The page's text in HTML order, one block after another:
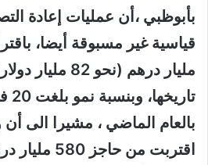
بأبوظبي ،أن عمليات إعادة
مليار درهم (نحو
بالعام الماضي ، مشيرا الى أن